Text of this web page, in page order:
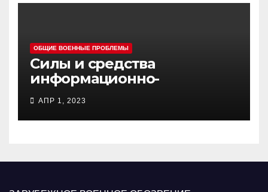
ОБЩИЕ ВОЕННЫЕ ПРОБЛЕМЫ
Силы и средства
информационно-
психологических операций
вооруженных сил Украины
АПР 1, 2023